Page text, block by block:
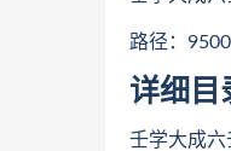
路径：
详细目
壬学大成六